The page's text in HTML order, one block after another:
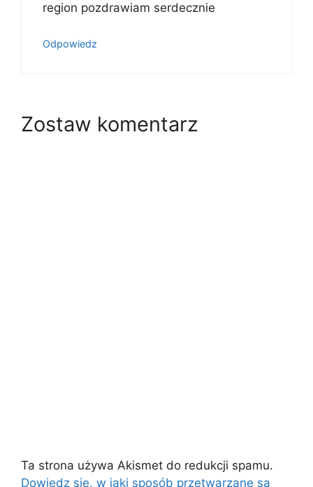
region pozdrawiam serdecznie
Odpowiedz
Zostaw komentarz
Ta strona używa Akismet do redukcji spamu.
Dowiedz się, w jaki sposób przetwarzane są